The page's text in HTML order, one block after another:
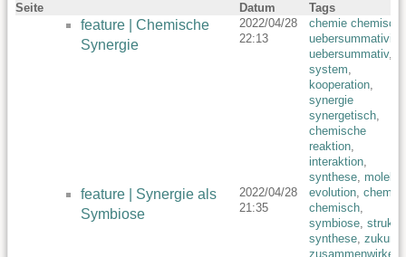
Seite Datum Tags
feature | Chemische
Synergie
2022/04/28
22:13
chemie chemisch
uebersummativ,
system,
kooperation,
synergie
synergetisch,
chemische
reaktion,
interaktion,
synthese,
feature | Synergie als
Symbiose
2022/04/28
21:35
evolution, chemie
chemisch,
symbiose, struktur
synthese, zukunft
zusammenwirken